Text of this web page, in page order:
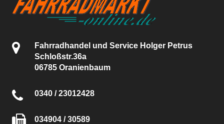
Fahrradhandel und Service Holger Petrus
Schloßstr.36a
06785 Oranienbaum
0340 / 23012428
034904 / 30589